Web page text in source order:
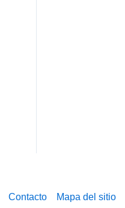
Contacto Mapa del sitio